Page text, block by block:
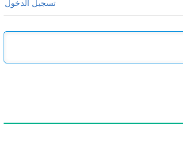
تسجيل الدخول